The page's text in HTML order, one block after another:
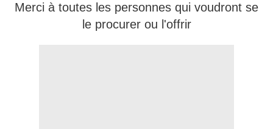
Merci à toutes les personnes qui voudront se
le procurer ou l'offrir